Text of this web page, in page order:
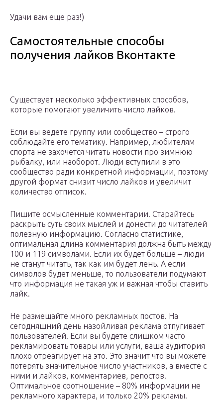
Удачи вам еще раз!)
Самостоятельные способы
получения лайков Вконтакте
Существует несколько эффективных способов,
которые помогают увеличить число лайков.
Если вы ведете группу или сообщество – строго
соблюдайте его тематику. Например, любителям
спорта не захочется читать новости про зимнюю
рыбалку, или наоборот. Люди вступили в это
сообщество ради конкретной информации, поэтому
другой формат снизит число лайков и увеличит
количество отписок.
Пишите осмысленные комментарии. Старайтесь
раскрыть суть своих мыслей и донести до читателей
полезную информацию. Согласно статистике,
оптимальная длина комментария должна быть между
100 и 119 символами. Если их будет больше – люди
не станут читать, так как им будет лень. А если
символов будет меньше, то пользователи подумают
что информация не такая уж и важная чтобы ставить
лайк.
Не размещайте много рекламных постов. На
сегодняшний день назойливая реклама отпугивает
пользователей. Если вы будете слишком часто
рекламировать товары или услуги, ваша аудитория
плохо отреагирует на это. Это значит что вы можете
потерять значительное число участников, а вместе с
ними и лайков, комментариев, репостов.
Оптимальное соотношение – 80% информации не
рекламного характера, и только 20% рекламы.